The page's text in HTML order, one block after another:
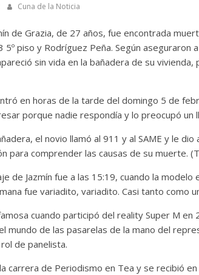
Cuna de la Noticia
de Grazia, de 27 años, fue encontrada
5º piso y Rodríguez Peña. Según aseguraron
sin vida en la bañadera de su
en horas de la tarde del domingo 5 de
porque nadie respondía y lo preocupó un
el novio llamó al 911 y al SAME y le
para comprender las causas de su muerte.
de Jazmín fue a las 15:19, cuando la
fue variadito, variadito. Casi tanto como
cuando participó del reality Super M
mundo de las pasarelas de la mano del
de panelista.
carrera de Periodismo en Tea y se recibió